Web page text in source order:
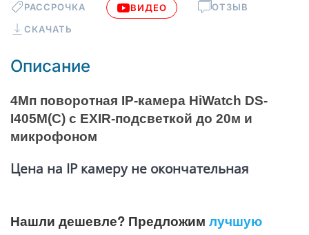
РАССРОЧКА
ВИДЕО
ОТЗЫВ
СКАЧАТЬ
Описание
4Мп поворотная IP-камера HiWatch DS-
I405M(C) с EXIR-подсветкой до 20м и
микрофоном
Цена на IP камеру не окончательная
Нашли дешевле? Предложим лучшую